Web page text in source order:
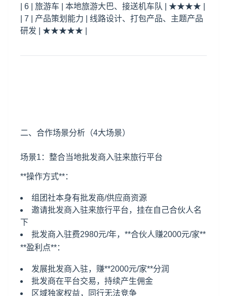
| 6 | 旅游车 | 本地旅游大巴、接送机车队 | ★★★★ |
| 7 | 产品策划能力 | 线路设计、打包产品、主题产品
研发 | ★★★★★ |
二、合作场景分析（4大场景）
场景1：整合当地批发商入驻来旅行平台
**操作方式**：
组团社本身有批发商/供应商资源
邀请批发商入驻来旅行平台，挂在自己合伙人名
下
批发商入驻费2980元/年，**合伙人赚2000元/家**
**盈利点**：
发展批发商入驻，赚**2000元/家**分润
批发商在平台交易，持续产生佣金
区域独家权益，同行无法竞争